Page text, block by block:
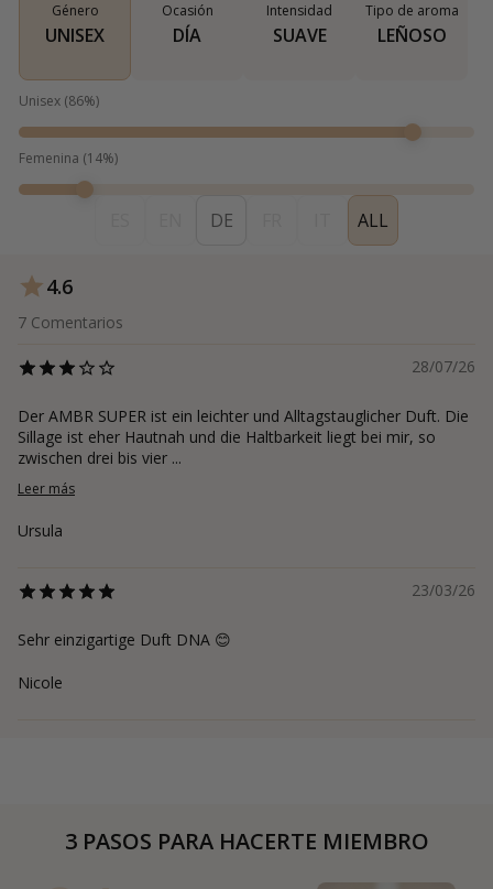
Género
UNISEX
Ocasión
DÍA
Intensidad
SUAVE
Tipo de aroma
LEÑOSO
Unisex (86%)
Femenina (14%)
DE ALL
4.6
7 Comentarios
28/07/26
Der AMBR SUPER ist ein leichter und Alltagstauglicher Duft. Die
Sillage ist eher Hautnah und die Haltbarkeit liegt bei mir, so
zwischen drei bis vier ...
Leer más
Ursula
23/03/26
Sehr einzigartige Duft DNA 😊
Nicole
3 PASOS PARA HACERTE MIEMBRO